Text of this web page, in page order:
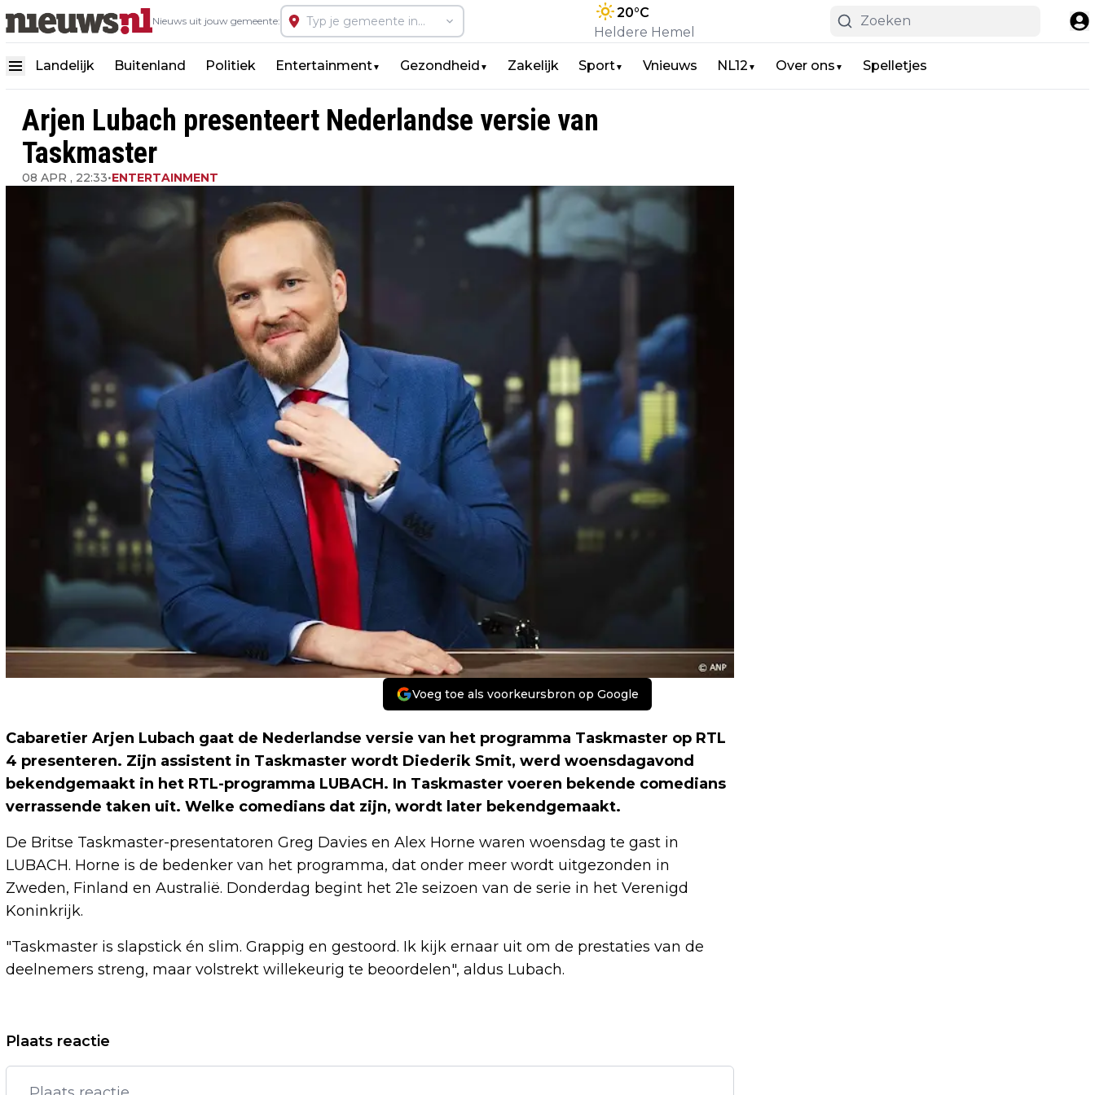
Nieuws uit jouw gemeente:
20°C
Heldere Hemel
Landelijk Buitenland Politiek Entertainment▼ Gezondheid ▼ Zakelijk Sport▼ Vnieuws NL12 ▼ Over ons ▼ Spelletjes
Arjen Lubach presenteert Nederlandse versie van
Taskmaster
08 APR , 22:33•ENTERTAINMENT
Voeg toe als voorkeursbron op Google
Cabaretier Arjen Lubach gaat de Nederlandse versie van het programma Taskmaster op RTL
4 presenteren. Zijn assistent in Taskmaster wordt Diederik Smit, werd woensdagavond
bekendgemaakt in het RTL-programma LUBACH. In Taskmaster voeren bekende comedians
verrassende taken uit. Welke comedians dat zijn, wordt later bekendgemaakt.
De Britse Taskmaster-presentatoren Greg Davies en Alex Horne waren woensdag te gast in
LUBACH. Horne is de bedenker van het programma, dat onder meer wordt uitgezonden in
Zweden, Finland en Australië. Donderdag begint het 21e seizoen van de serie in het Verenigd
Koninkrijk.
"Taskmaster is slapstick én slim. Grappig en gestoord. Ik kijk ernaar uit om de prestaties van de
deelnemers streng, maar volstrekt willekeurig te beoordelen", aldus Lubach.
Vorig artikel
WAPENSTILSTAND MIDDEN-OOSTEN
ZORGT VOOR OPLUCHTING OP WALL
PSG VERGROOT DRUK OP LIVERPOOL EN
Plaats reactie